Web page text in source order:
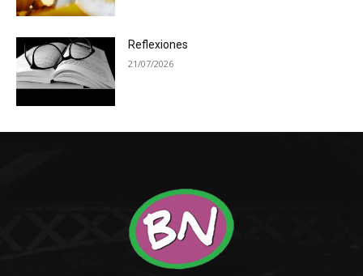
Reflexiones
21/07/2026